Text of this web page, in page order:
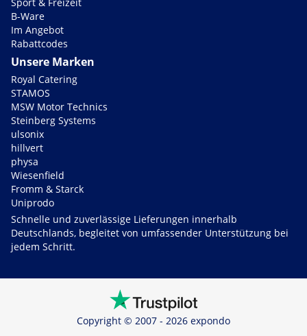
Sport & Freizeit
B-Ware
Im Angebot
Rabattcodes
Unsere Marken
Royal Catering
STAMOS
MSW Motor Technics
Steinberg Systems
ulsonix
hillvert
physa
Wiesenfield
Fromm & Starck
Uniprodo
Schnelle und zuverlässige Lieferungen innerhalb
Deutschlands, begleitet von umfassender Unterstützung bei
jedem Schritt.
Copyright © 2007 - 2026 expondo